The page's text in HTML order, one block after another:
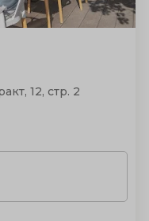
12, стр. 2